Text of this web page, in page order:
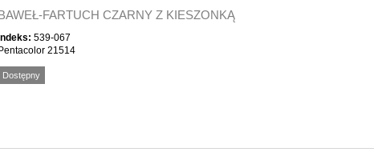
FARTUCH CZARNY Z KIESZONKĄ
Indeks: 539-067
Pentacolor 21514
Dostępny